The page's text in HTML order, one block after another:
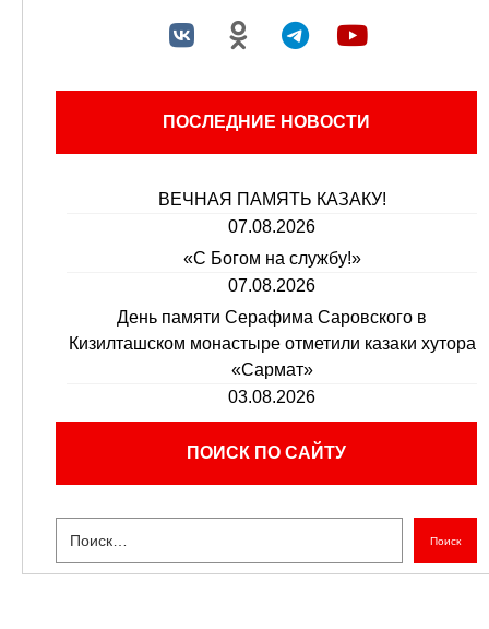
ПОСЛЕДНИЕ НОВОСТИ
ВЕЧНАЯ ПАМЯТЬ КАЗАКУ!
07.08.2026
«С Богом на службу!»
07.08.2026
День памяти Серафима Саровского в
Кизилташском монастыре отметили казаки хутора
«Сармат»
03.08.2026
ПОИСК ПО САЙТУ
Поиск